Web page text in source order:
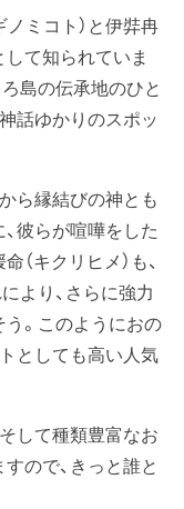
ノミコト）と伊弉冉
して知られていま
島の伝承地のひと
話ゆかりのスポッ
ら縁結びの神とも
彼らが喧嘩をした
キクリヒメ）も、
より、さらに強力
。このようにおの
としても高い人気
して種類豊富なお
ので、きっと誰と